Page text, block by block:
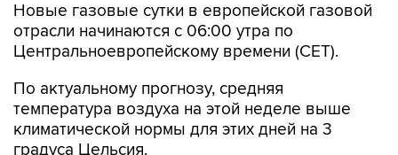
Новые газовые сутки в европейской газовой
отрасли начинаются c 06:00 утра по
Центральноевропейскому времени (CET).
По актуальному прогнозу, средняя
температура воздуха на этой неделе выше
климатической нормы для этих дней на 3
градуса Цельсия.